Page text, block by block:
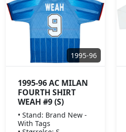
1995-96
1995-96 AC MILAN
FOURTH SHIRT
WEAH #9 (S)
• Stand: Brand New -
With Tags